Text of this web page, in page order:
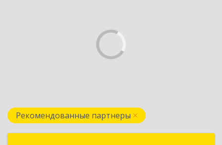
Рекомендованные партнеры